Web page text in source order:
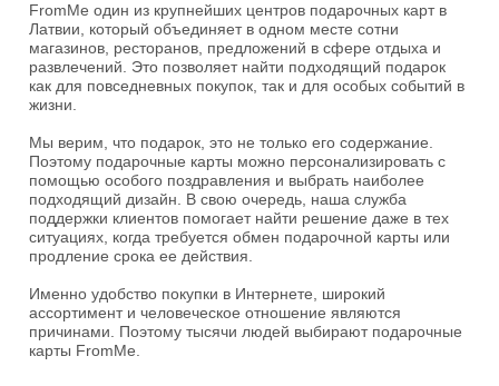
FromMe один из крупнейших центров подарочных карт в
Латвии, который объединяет в одном месте сотни
магазинов, ресторанов, предложений в сфере отдыха и
развлечений. Это позволяет найти подходящий подарок
как для повседневных покупок, так и для особых событий в
жизни.
Мы верим, что подарок, это не только его содержание.
Поэтому подарочные карты можно персонализировать с
помощью особого поздравления и выбрать наиболее
подходящий дизайн. В свою очередь, наша служба
поддержки клиентов помогает найти решение даже в тех
ситуациях, когда требуется обмен подарочной карты или
продление срока ее действия.
Именно удобство покупки в Интернете, широкий
ассортимент и человеческое отношение являются
причинами. Поэтому тысячи людей выбирают подарочные
карты FromMe.